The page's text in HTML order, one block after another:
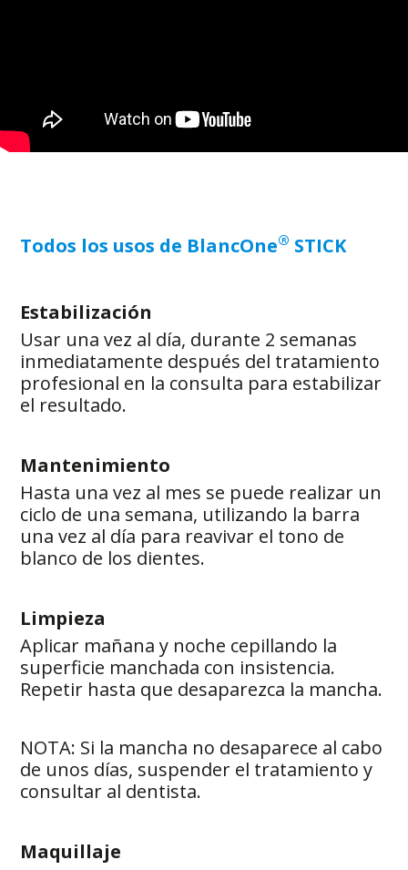
Todos los usos de BlancOne® STICK
Estabilización
Usar una vez al día, durante 2 semanas
inmediatamente después del tratamiento
profesional en la consulta para estabilizar
el resultado.
Mantenimiento
Hasta una vez al mes se puede realizar un
ciclo de una semana, utilizando la barra
una vez al día para reavivar el tono de
blanco de los dientes.
Limpieza
Aplicar mañana y noche cepillando la
superficie manchada con insistencia.
Repetir hasta que desaparezca la mancha.
NOTA: Si la mancha no desaparece al cabo
de unos días, suspender el tratamiento y
consultar al dentista.
Maquillaje